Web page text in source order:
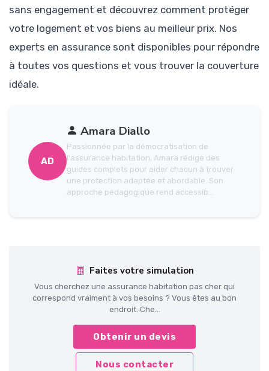
sans engagement et découvrez comment protéger
votre logement et vos biens au meilleur prix. Nos
experts en assurance sont disponibles pour répondre
à toutes vos questions et vous trouver la couverture
idéale.
AD
Amara Diallo
Passionnée par la démocratisation de
l'assurance habitation, Amara rédige des
guides complets pour aider chacun à trouver
une protection adaptée et abordable. Son
approche pédagogique rend accessib...
Faites votre simulation
Vous cherchez une assurance habitation pas cher qui
correspond vraiment à vos besoins ? Vous êtes au bon
endroit. Che...
Obtenir un devis
Nous contacter